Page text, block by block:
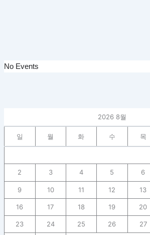
No Events
2026 8월
일 월 화 수 목
2 3 4 5 6
9 10 11 12 13
16 17 18 19 20
23 24 25 26 27